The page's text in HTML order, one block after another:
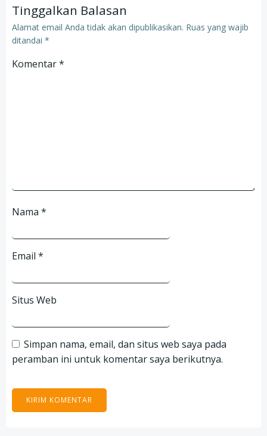
Tinggalkan Balasan
Alamat email Anda tidak akan dipublikasikan. Ruas yang wajib
ditandai *
Komentar*
Nama *
Email *
Situs Web
Simpan nama, email, dan situs web saya pada
peramban ini untuk komentar saya berikutnya.